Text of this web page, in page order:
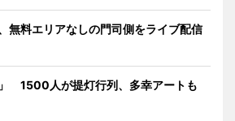
無料エリアなしの門司側をライブ配信
1500人が提灯行列、多幸アートも